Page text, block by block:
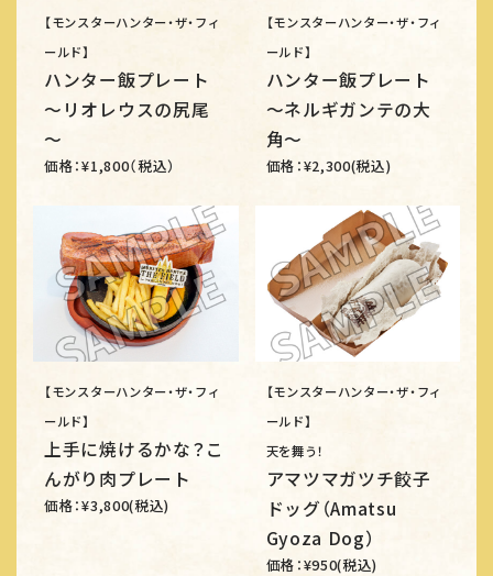
【モンスターハンター・ザ・フィ
ールド】
ハンター飯プレート
～リオレウスの尻尾
～
価格：¥1,800（税込）
【モンスターハンター・ザ・フィ
ールド】
ハンター飯プレート
～ネルギガンテの大
角～
価格：¥2,300(税込)
【モンスターハンター・ザ・フィ
ールド】
上手に焼けるかな？こ
んがり肉プレート
価格：¥3,800(税込)
【モンスターハンター・ザ・フィ
ールド】
天を舞う！
アマツマガツチ餃子
ドッグ（Amatsu
Gyoza Dog）
価格：¥950(税込)